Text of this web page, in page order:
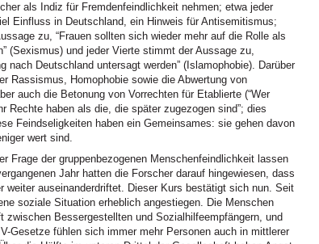
als Indiz für Fremdenfeindlichkeit nehmen; etwa jeder
Einfluss in Deutschland, ein Hinweis für Antisemitismus;
zu, “Frauen sollten sich wieder mehr auf die Rolle als
(Sexismus) und jeder Vierte stimmt der Aussage zu,
nach Deutschland untersagt werden” (Islamophobie). Darüber
Rassismus, Homophobie sowie die Abwertung von
auch die Betonung von Vorrechten für Etablierte (“Wer
Rechte haben als die, die später zugezogen sind”; dies
Feindseligkeiten haben ein Gemeinsames: sie gehen davon
wert sind.
Frage der gruppenbezogenen Menschenfeindlichkeit lassen
Jahr hatten die Forscher darauf hingewiesen, dass
weiter auseinanderdriftet. Dieser Kurs bestätigt sich nun. Seit
soziale Situation erheblich angestiegen. Die Menschen
zwischen Bessergestellten und Sozialhilfeempfängern, und
Gesetze fühlen sich immer mehr Personen auch in mittlerer